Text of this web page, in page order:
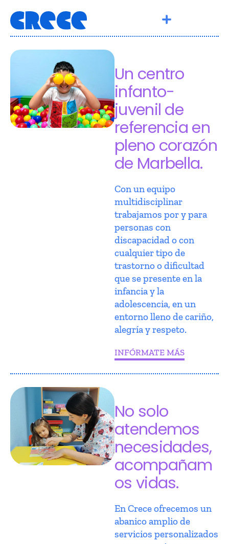
Un centro
infanto-
juvenil de
referencia en
pleno corazón
de Marbella.
Con un equipo
multidisciplinar
trabajamos por y para
personas con
discapacidad o con
cualquier tipo de
trastorno o dificultad
que se presente en la
infancia y la
adolescencia, en un
entorno lleno de cariño,
alegría y respeto.
INFÓRMATE MÁS
No solo
atendemos
necesidades,
acompañam
os vidas.
En Crece ofrecemos un
abanico amplio de
servicios personalizados